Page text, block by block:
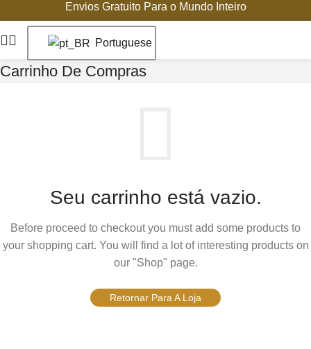
Envios Gratuito Para o Mundo Inteiro
Portuguese
Carrinho De Compras
Seu carrinho está vazio.
Before proceed to checkout you must add some products to
your shopping cart. You will find a lot of interesting products on
our "Shop" page.
Retornar Para A Loja